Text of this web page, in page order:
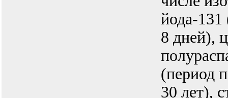
йода-
8 дней),
(период
30 лет),